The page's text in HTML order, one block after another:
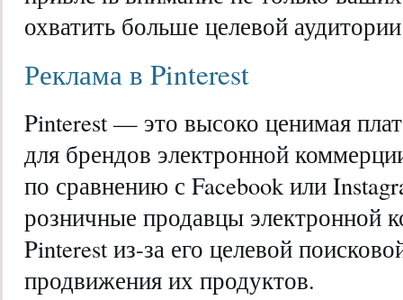
охватить больше целевой
Реклама в Pinterest
Pinterest — это высоко ценимая
для брендов электронной
по сравнению с Facebook или
розничные продавцы электронной
Pinterest из-за его целевой
продвижения их продуктов.